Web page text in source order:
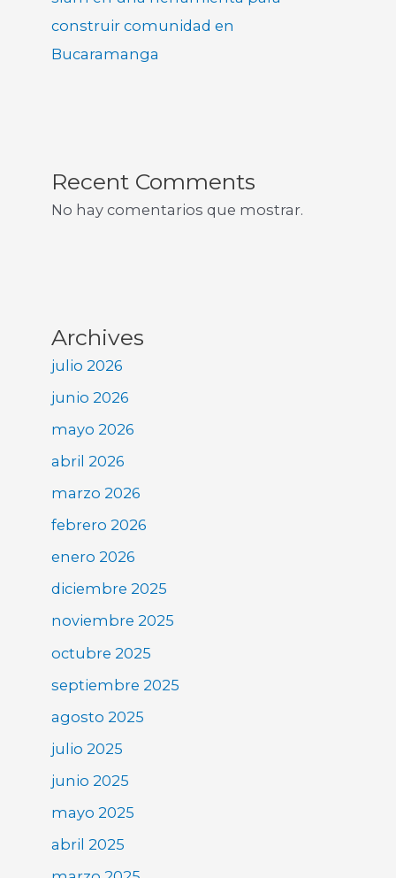
construir comunidad en
Bucaramanga
Recent Comments
No hay comentarios que mostrar.
Archives
julio 2026
junio 2026
mayo 2026
abril 2026
marzo 2026
febrero 2026
enero 2026
diciembre 2025
noviembre 2025
octubre 2025
septiembre 2025
agosto 2025
julio 2025
junio 2025
mayo 2025
abril 2025